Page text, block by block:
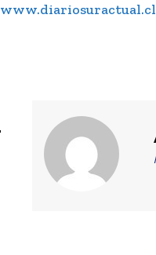
www.diariosuractual.cl